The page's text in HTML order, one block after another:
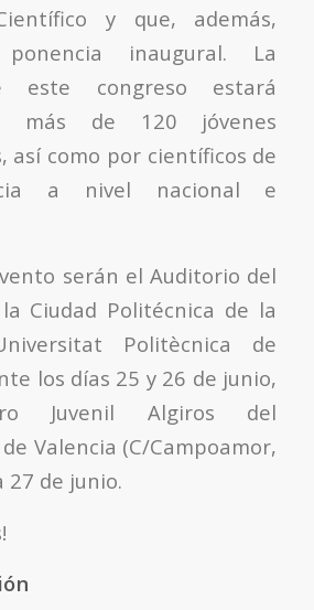
y que, además,
inaugural. La
este congreso estará
más de 120 jóvenes
así como por científicos de
a nivel nacional e
serán el Auditorio del
Ciudad Politécnica de la
Politècnica de
los días 25 y 26 de junio,
Juvenil Algiros del
Valencia (C/Campoamor,
27 de junio.